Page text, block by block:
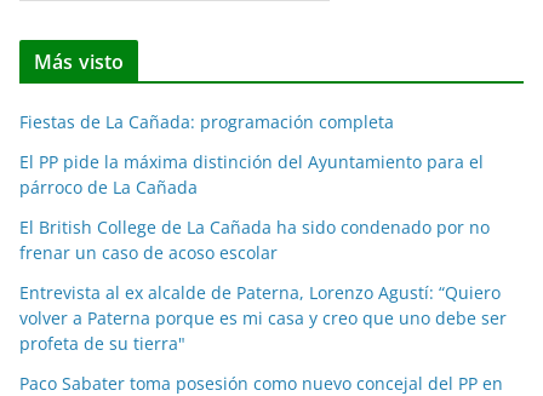
o
t
i
a
s
p
o
r
m
e
s
Más visto
Fiestas de La Cañada: programación completa
El PP pide la máxima distinción del Ayuntamiento para el
párroco de La Cañada
El British College de La Cañada ha sido condenado por no
frenar un caso de acoso escolar
Entrevista al ex alcalde de Paterna, Lorenzo Agustí: “Quiero
volver a Paterna porque es mi casa y creo que uno debe ser
profeta de su tierra"
Paco Sabater toma posesión como nuevo concejal del PP en